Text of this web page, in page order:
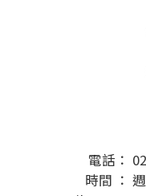
電話：
時間 ：